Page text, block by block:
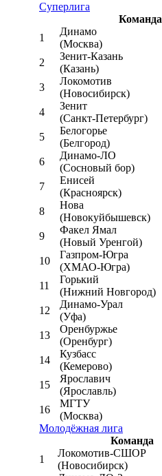
Суперлига
Команда
1
Динамо
(Москва)
2
Зенит-Казань
(Казань)
3
Локомотив
(Новосибирск)
4
Зенит
(Санкт-Петербург)
5
Белогорье
(Белгород)
6
Динамо-ЛО
(Сосновый бор)
7
Енисей
(Красноярск)
8
Нова
(Новокуйбышевск)
9
Факел Ямал
(Новый Уренгой)
10
Газпром-Югра
(ХМАО-Югра)
11
Горький
(Нижний Новгород)
12
Динамо-Урал
(Уфа)
13
Оренбуржье
(Оренбург)
14
Кузбасс
(Кемерово)
15
Ярославич
(Ярославль)
16
МГТУ
(Москва)
Молодёжная лига
Команда
1
Локомотив-CШОР
(Новосибирск)